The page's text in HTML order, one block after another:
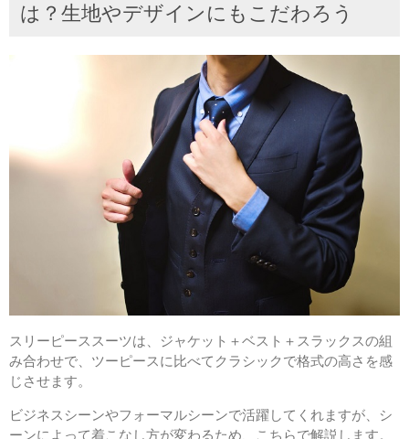
は？生地やデザインにもこだわろう
スリーピーススーツは、ジャケット＋ベスト＋スラックスの組
み合わせで、ツーピースに比べてクラシックで格式の高さを感
じさせます。
ビジネスシーンやフォーマルシーンで活躍してくれますが、シ
ーンによって着こなし方が変わるため、こちらで解説します。